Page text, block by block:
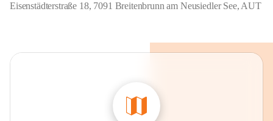
Eisenstädterstraße 18, 7091 Breitenbrunn am Neusiedler See, AUT